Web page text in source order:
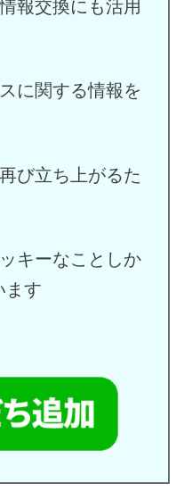
報交換にも活用
に関する情報を
び立ち上がるた
キーなことしか
ます